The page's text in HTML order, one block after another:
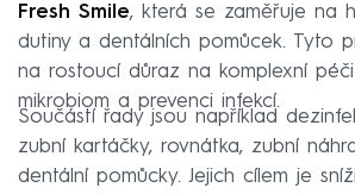
Fresh Smile, která se zaměřuje na
dutiny a dentálních pomůcek. Tyto
na rostoucí důraz na komplexní
mikrobiom a prevenci infekcí.
Součástí řady jsou například
zubní kartáčky, rovnátka, zubní
dentální pomůcky. Jejich cílem je